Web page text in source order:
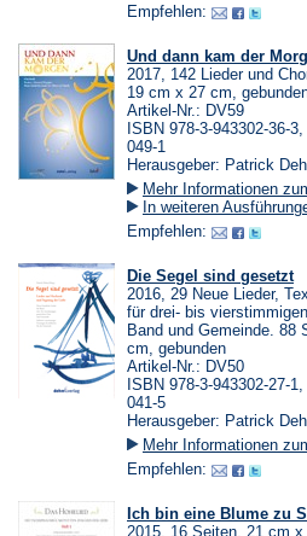
Empfehlen:
Und dann kam der
2017, 142 Lieder und
19 cm x 27 cm,
Artikel-Nr.: DV59
ISBN 978-3-943302-36-
049-1
Herausgeber: Patrick
Mehr Informationen
In weiteren
Empfehlen:
Die Segel sind gesetzt
2016, 29 Neue Lieder,
für drei- bis
Band und Gemeinde. 88
cm, gebunden
Artikel-Nr.: DV50
ISBN 978-3-943302-27-
041-5
Herausgeber: Patrick
Mehr Informationen
Empfehlen:
Ich bin eine Blume zu
2015, 16 Seiten, 21 cm